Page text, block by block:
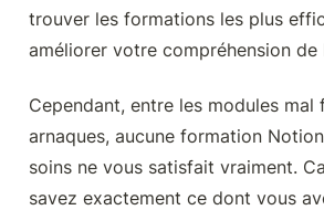
trouver les formations les plus
améliorer votre compréhension
Cependant, entre les modules mal
arnaques, aucune formation
soins ne vous satisfait vraiment.
savez exactement ce dont vous